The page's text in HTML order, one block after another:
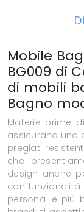
Mobile
BG009 di
di mobili
Bagno
Materie prime
assicurano una
pregiati
che
design anche
con
persona le più